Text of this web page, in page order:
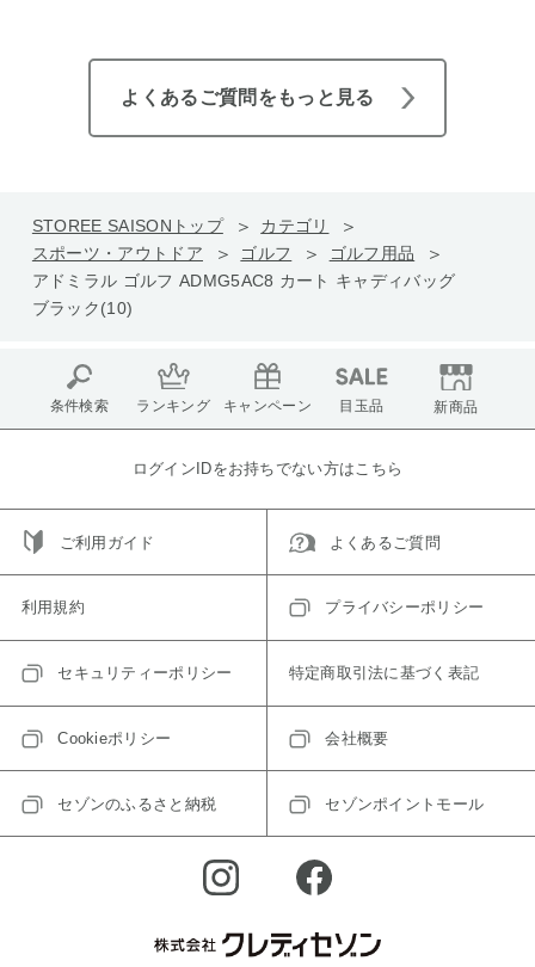
よくあるご質問をもっと見る
STOREE SAISONトップ
カテゴリ
スポーツ・アウトドア
ゴルフ
ゴルフ用品
アドミラル ゴルフ ADMG5AC8 カート キャディバッグ
ブラック(10)
条件検索 ランキング キャンペーン 目玉品 新商品
ログインIDをお持ちでない方はこちら
ご利用ガイド よくあるご質問
利用規約 プライバシーポリシー
セキュリティーポリシー 特定商取引法に基づく表記
Cookieポリシー 会社概要
セゾンのふるさと納税 セゾンポイントモール